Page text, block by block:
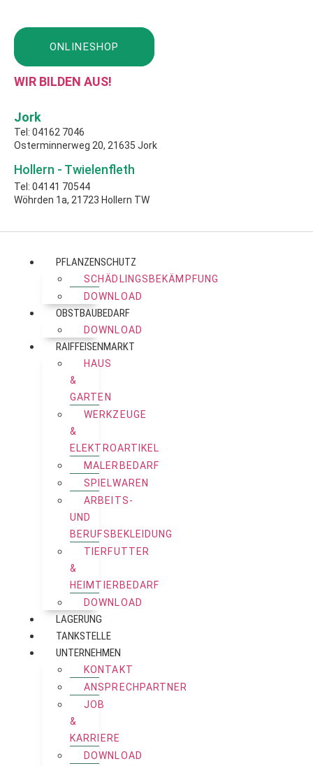
Inhalt
springen
ONLINESHOP
WIR BILDEN AUS!
Jork
Tel: 04162 7046
Osterminnerweg 20, 21635 Jork
Hollern - Twielenfleth
Tel: 04141 70544
Wöhrden 1a, 21723 Hollern TW
PFLANZENSCHUTZ
SCHÄDLINGSBEKÄMPFUNG
DOWNLOAD
OBSTBAUBEDARF
DOWNLOAD
RAIFFEISENMARKT
HAUS
&
GARTEN
WERKZEUGE
&
ELEKTROARTIKEL
MALERBEDARF
SPIELWAREN
ARBEITS-
UND
BERUFSBEKLEIDUNG
TIERFUTTER
&
HEIMTIERBEDARF
DOWNLOAD
LAGERUNG
TANKSTELLE
UNTERNEHMEN
KONTAKT
ANSPRECHPARTNER
JOB
&
KARRIERE
DOWNLOAD